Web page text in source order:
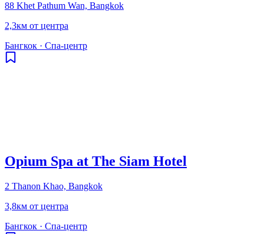
88 Khet Pathum Wan, Bangkok
2,3км от центра
Бангкок · Спа-центр
Opium Spa at The Siam Hotel
2 Thanon Khao, Bangkok
3,8км от центра
Бангкок · Спа-центр